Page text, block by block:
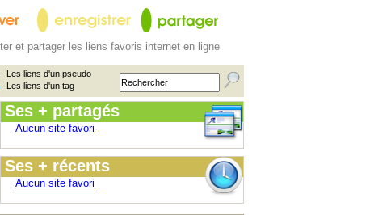
et partager les liens favoris internet en ligne
Les liens d'un pseudo
Les liens d'un tag
Ses + partagés
Aucun site favori
Ses + récents
Aucun site favori